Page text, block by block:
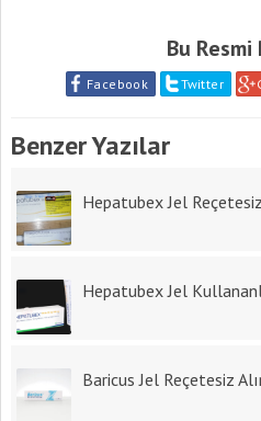
Bu Resmi
Facebook Twitter
Benzer Yazılar
Hepatubex Jel Reçetesiz
Hepatubex Jel
Baricus Jel Reçetesiz